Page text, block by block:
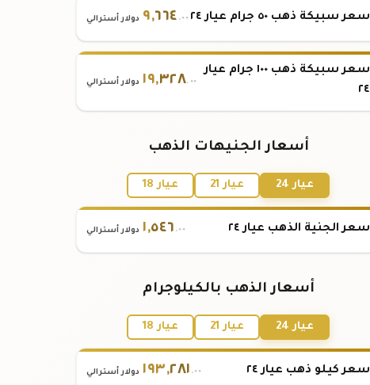
سعر سبيكة ذهب ٥٠ جرام عيار ٢٤ ٩,٦٦٤ .٠٠ دولار أسترالي
سعر سبيكة ذهب ١٠٠ جرام عيار
٢٤
١٩,٣٢٨.٠٠ دولار أسترالي
أسعار الجنيهات الذهب
عيار 24 عيار 21 عيار 18
سعر الجنية الذهب عيار ٢٤ ١,٥٤٦ .٠٠ دولار أسترالي
أسعار الذهب بالكيلوجرام
عيار 24 عيار 21 عيار 18
سعر كيلو ذهب عيار ٢٤ ١٩٣,٢٨١ .٠٠ دولار أسترالي